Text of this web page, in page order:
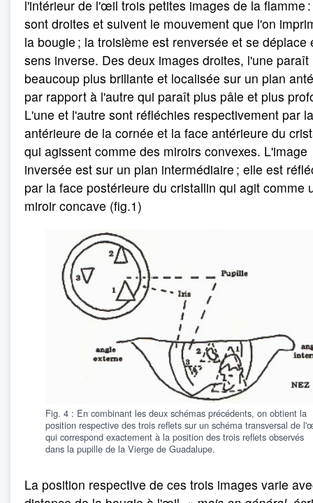
l'intérieur de l'œil trois petites images de la flamme
sont droites et suivent le mouvement que l'on
la bougie ; la troisième est renversée et se déplace
sens inverse. Des deux images droites, l'une paraît
beaucoup plus brillante et localisée sur un plan
par rapport à l'autre qui paraît plus pâle et plus
L'une et l'autre sont réfléchies respectivement par
antérieure de la cornée et la face antérieure du
qui agissent comme des miroirs convexes. L'image
inversée est sur un plan intermédiaire ; elle est
par la face postérieure du cristallin qui agit comme
miroir concave (fig.1)
Fig. 4 : En combinant les deux schémas précédents, on obtient la
position respective des trois reflets sur un schéma transversal de
qui correspond exactement à la position des trois reflets observés
dans la pupille de la Vierge de Guadalupe.
La position respective de ces trois images varie